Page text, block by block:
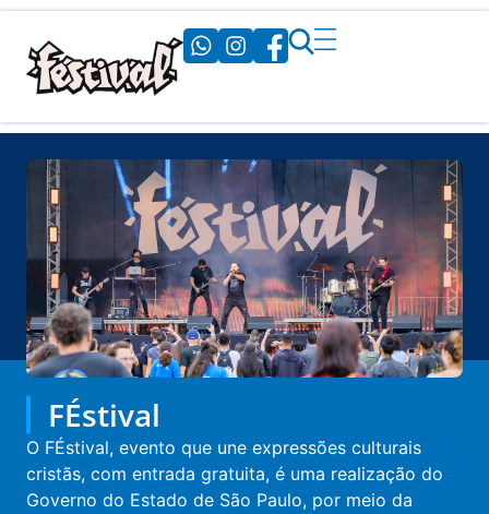
FÉstival
O FÉstival, evento que une expressões culturais
cristãs, com entrada gratuita, é uma realização do
Governo do Estado de São Paulo, por meio da